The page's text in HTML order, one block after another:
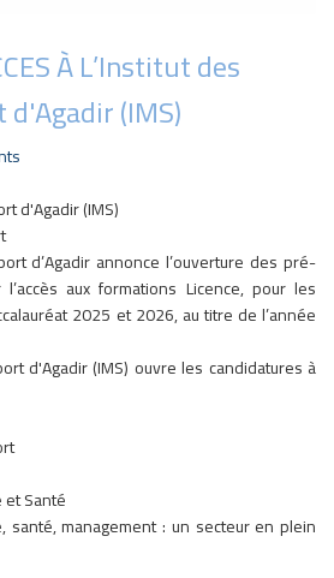
À L’Institut des
(IMS)
d'Agadir (IMS)
d’Agadir annonce l’ouverture des pré-
aux formations Licence, pour les
2025 et 2026, au titre de l’année
d'Agadir (IMS) ouvre les candidatures à
Santé
santé, management : un secteur en plein